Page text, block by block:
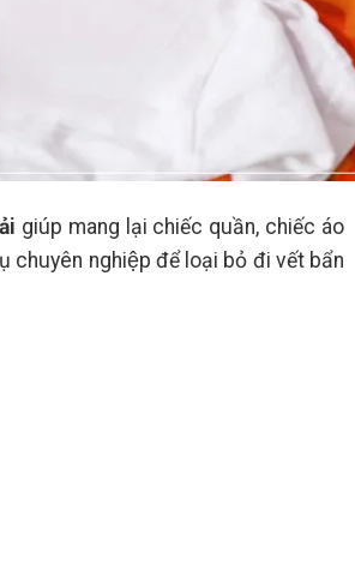
giúp mang lại chiếc quần, chiếc áo
chuyên nghiệp để loại bỏ đi vết bẩn